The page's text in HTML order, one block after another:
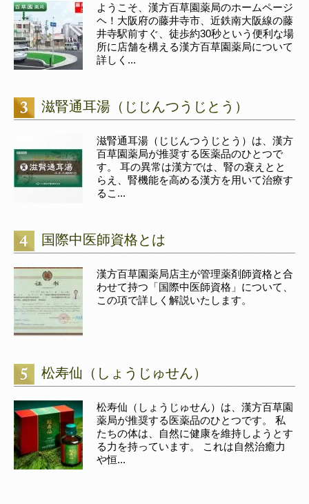
ようこそ、漢方百草園薬局のホームページ
ヘ！大阪府の藤井寺市、近鉄南大阪線の藤
井寺駅前すぐ、徒歩約30秒という便利な場
所に店舗を構える漢方百草園薬局について
詳しく...
滋腎通耳湯（じじんつうじとう）
滋腎通耳湯（じじんつうじとう）は、漢方
百草園薬局が推奨する医薬品のひとつで
す。 耳の異常は漢方では、腎の衰えとと
らえ、腎機能を高める漢方を用いて治療す
るこ...
国際中医師資格とは
漢方百草園薬局店主が管理薬剤師資格と合
わせて持つ「国際中医師資格」について、
この項で詳しく解説いたします。
松寿仙（しょうじゅせん）
松寿仙（しょうじゅせん）は、漢方百草園
薬局が推奨する医薬品のひとつです。 私
たちの体は、自然に健康を維持しようとす
る力を持っています。 これは自然治癒力
や恒...